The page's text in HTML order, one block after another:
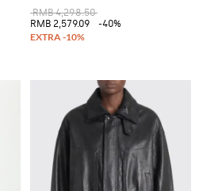
RMB 4,298.50
RMB 2,579.09
-40%